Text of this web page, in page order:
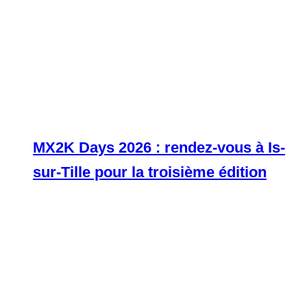
MX2K Days 2026 : rendez-vous à Is-
sur-Tille pour la troisième édition